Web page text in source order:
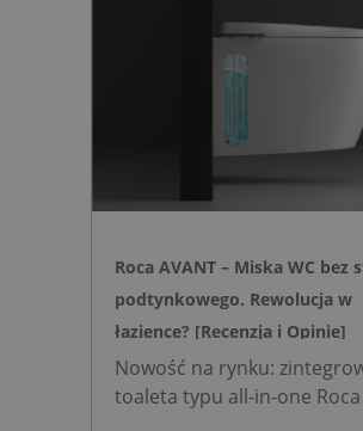
bezpiecznej strefie WC.
skomplikowanej i podatnej
działającą w oparciu o
wody oraz elegancki, szklany
przycisk uruchamiany
Roca AVANT – Miska WC bez
podtynkowego. Rewolucja w
łazience? [Recenzja i Opinie]
Nowość na rynku:
toaleta typu all-in-one Roca